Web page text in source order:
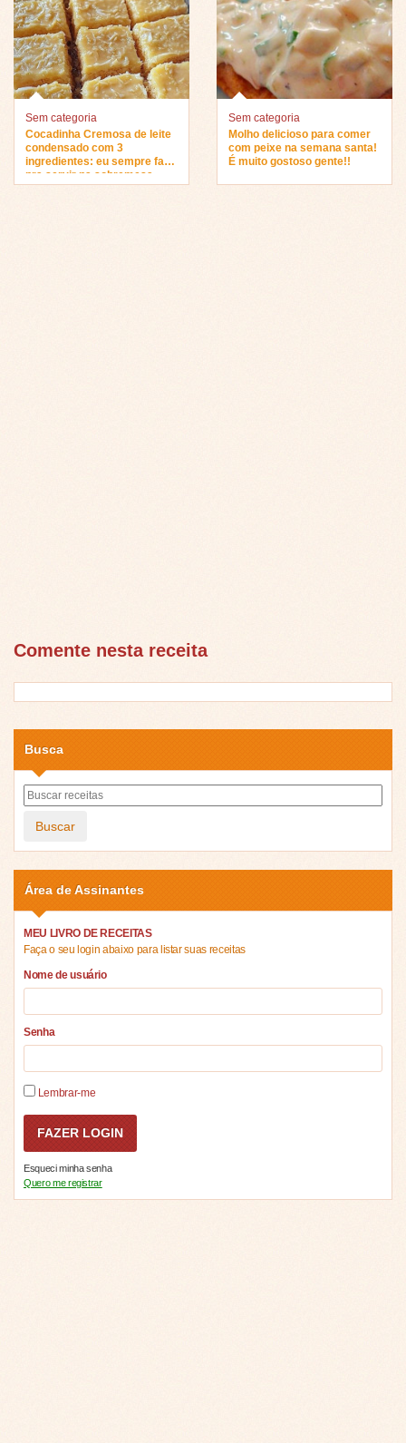
Sem categoria
Cocadinha Cremosa de leite
condensado com 3
ingredientes: eu sempre faço
pra servir na sobremesa…
Sem categoria
Molho delicioso para comer
com peixe na semana santa!
É muito gostoso gente!!
Comente nesta receita
Busca
Buscar
Área de Assinantes
MEU LIVRO DE RECEITAS
Faça o seu login abaixo para listar suas receitas
Nome de usuário
Senha
Lembrar-me
Esqueci minha senha
Quero me registrar